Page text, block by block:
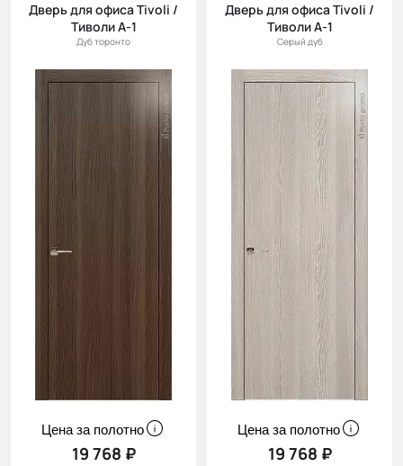
Дверь для офиса Tivoli /
Тиволи А-1
Дуб торонто
Цена за полотно
19 768 ₽
Дверь для офиса Tivoli /
Тиволи А-1
Серый дуб
Цена за полотно
19 768 ₽